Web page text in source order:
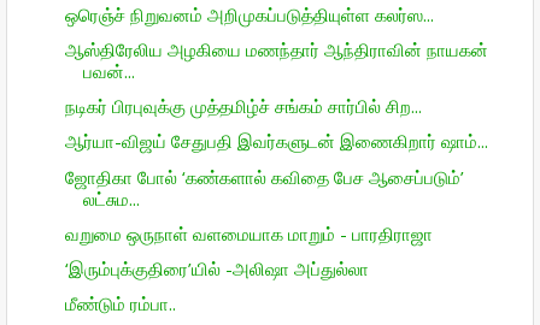
ஒரெஞ்ச் நிறு­வனம் அறி­மு­கப்­ப­டுத்­தி­யுள்ள கலர்ஸ...
ஆஸ்திரேலிய அழகியை மணந்தார் ஆந்திராவின் நாயகன்
பவன்...
நடிகர் பிரபுவுக்கு முத்தமிழ்ச் சங்கம் சார்பில் சிற...
ஆர்யா-விஜய் சேதுபதி இவர்களுடன் இணைகிறார் ஷாம்...
ஜோதிகா போல் ‘கண்களால் கவிதை பேச ஆசைப்படும்’
லட்சும...
வறுமை ஒருநாள் வளமையாக மாறும் - பாரதிராஜா
‘இரும்புக்குதிரை’யில் -அலிஷா அப்துல்லா
மீண்டும் ரம்பா..